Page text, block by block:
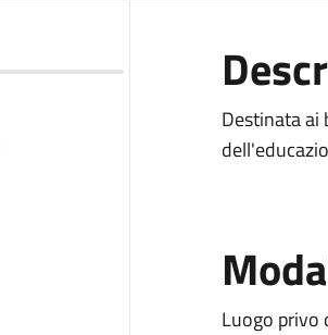
Destinata ai
Luogo privo